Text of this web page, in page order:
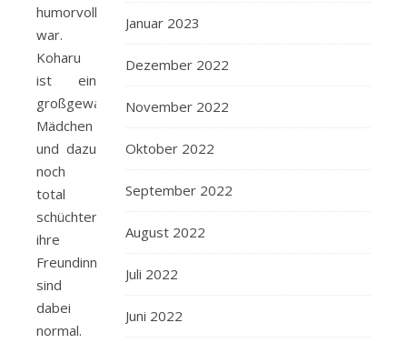
humorvoll
war.
Koharu
ist ein
großgewachsenes
Mädchen
und dazu
noch
total
schüchtern.,
ihre
Freundinnen
sind
dabei
normal.
Januar 2023
Dezember 2022
November 2022
Oktober 2022
September 2022
August 2022
Juli 2022
Juni 2022